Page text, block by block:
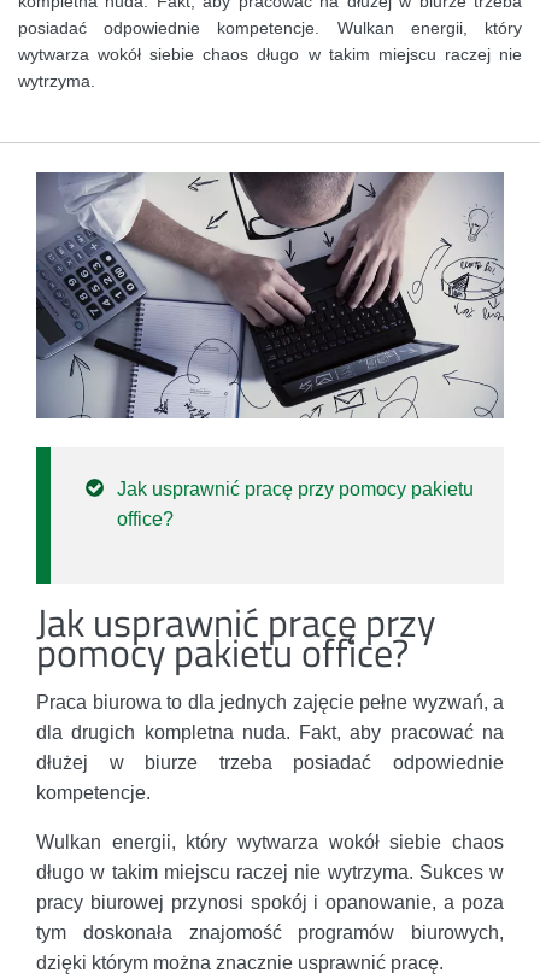
posiadać odpowiednie kompetencje. Wulkan energii, który
wytwarza wokół siebie chaos długo w takim miejscu raczej nie
wytrzyma.
Jak usprawnić pracę przy pomocy pakietu
office?
Jak usprawnić pracę przy
pomocy pakietu office?
Praca biurowa to dla jednych zajęcie pełne wyzwań, a
dla drugich kompletna nuda. Fakt, aby pracować na
dłużej w biurze trzeba posiadać odpowiednie
kompetencje.
Wulkan energii, który wytwarza wokół siebie chaos
długo w takim miejscu raczej nie wytrzyma. Sukces w
pracy biurowej przynosi spokój i opanowanie, a poza
tym doskonała znajomość programów biurowych,
dzięki którym można znacznie usprawnić pracę.